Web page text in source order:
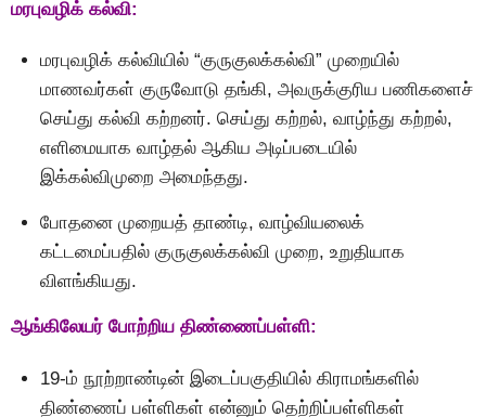
மரபுவழிக் கல்வி:
மரபுவழிக் கல்வியில் “குருகுலக்கல்வி” முறையில்
மாணவர்கள் குருவோடு தங்கி, அவருக்குரிய பணிகளைச்
செய்து கல்வி கற்றனர். செய்து கற்றல், வாழ்ந்து கற்றல்,
எளிமையாக வாழ்தல் ஆகிய அடிப்படையில்
இக்கல்விமுறை அமைந்தது.
போதனை முறையத் தாண்டி, வாழ்வியலைக்
கட்டமைப்பதில் குருகுலக்கல்வி முறை, உறுதியாக
விளங்கியது.
ஆங்கிலேயர் போற்றிய திண்ணைப்பள்ளி:
19-ம் நூற்றாண்டின் இடைப்பகுதியில் கிராமங்களில்
திண்ணைப் பள்ளிகள் என்னும் தெற்றிப்பள்ளிகள்